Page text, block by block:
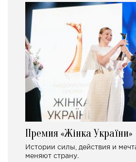
Премия «Жінка України»
Истории силы, действия и
меняют страну.